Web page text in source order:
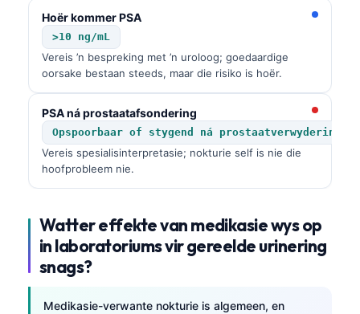
Hoër kommer PSA
>10 ng/mL
Vereis ’n bespreking met ’n uroloog; goedaardige
oorsake bestaan steeds, maar die risiko is hoër.
PSA ná prostaatafsondering
Opspoorbaar of stygend ná prostaatverwydering
Vereis spesialisinterpretasie; nokturie self is nie die
hoofprobleem nie.
Watter effekte van medikasie wys op
in laboratoriums vir gereelde urinering
snags?
Medikasie-verwante nokturie is algemeen, en
Hrvatski
Slovenčina
پښتو
سنڌي
සිංහල
অসমীয়া
Latviešu valoda
Македонски јазик